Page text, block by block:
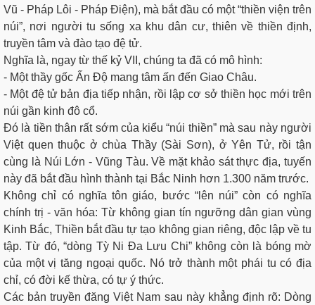
Vũ - Pháp Lôi - Pháp Điện), mà bắt đầu có một “thiền viện trên
núi”, nơi người tu sống xa khu dân cư, thiên về thiền định,
truyền tâm và đào tạo đệ tử.
Nghĩa là, ngay từ thế kỷ VII, chúng ta đã có mô hình:
- Một thầy gốc Ấn Độ mang tâm ấn đến Giao Châu.
- Một đệ tử bản địa tiếp nhận, rồi lập cơ sở thiền học mới trên
núi gần kinh đô cổ.
Đó là tiền thân rất sớm của kiểu “núi thiền” mà sau này người
Việt quen thuộc ở chùa Thầy (Sài Sơn), ở Yên Tử, rồi tận
cùng là Núi Lớn - Vũng Tàu. Về mặt khảo sát thực địa, tuyến
này đã bắt đầu hình thành tại Bắc Ninh hơn 1.300 năm trước.
Không chỉ có nghĩa tôn giáo, bước “lên núi” còn có nghĩa
chính trị - văn hóa: Từ không gian tín ngưỡng dân gian vùng
Kinh Bắc, Thiền bắt đầu tự tạo không gian riêng, độc lập về tu
tập. Từ đó, “dòng Tỳ Ni Đa Lưu Chi” không còn là bóng mờ
của một vị tăng ngoại quốc. Nó trở thành một phái tu có địa
chỉ, có đời kế thừa, có tự ý thức.
Các bản truyền đăng Việt Nam sau này khẳng định rõ: Dòng